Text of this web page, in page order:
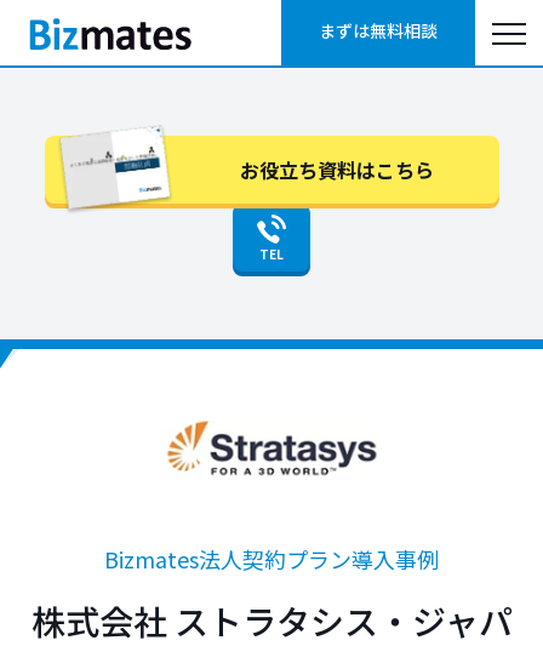
まずは無料相談
TEL
お役立ち資料はこちら
Bizmates法人契約プラン導入事例
株式会社 ストラタシス・ジャパ